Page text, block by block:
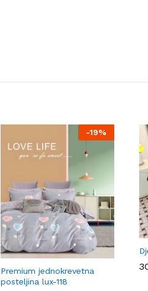
-19%
Premium jednokrevetna
posteljina lux-118